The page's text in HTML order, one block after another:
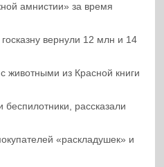
амнистии» за время
вернули 12 млн и 14
животными из Красной книги
беспилотники, рассказали
«раскладушек» и